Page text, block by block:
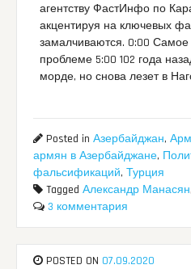
агентству ФастИнфо по
акцентируя на ключевых
замалчиваются. 0:00
проблеме 5:00 102 года
морде, но снова лезет в
Posted inАзербайджан,
армян в Азербайджане,
фальсификаций,Турция
TaggedАлександр Манасян
3 комментария
POSTED ON 07.09.2020